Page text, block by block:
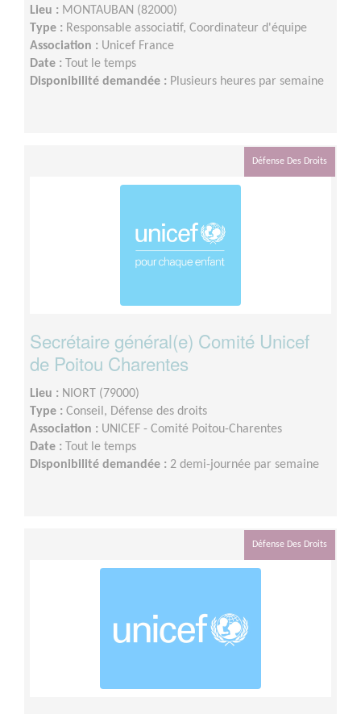
Lieu : MONTAUBAN (82000)
Type : Responsable associatif, Coordinateur d'équipe
Association : Unicef France
Date :
Tout le temps
Disponibilité demandée : Plusieurs heures par semaine
Défense Des Droits
Secrétaire général(e) Comité Unicef
de Poitou Charentes
Lieu : NIORT (79000)
Type : Conseil, Défense des droits
Association : UNICEF - Comité Poitou-Charentes
Date :
Tout le temps
Disponibilité demandée : 2 demi-journée par semaine
Défense Des Droits